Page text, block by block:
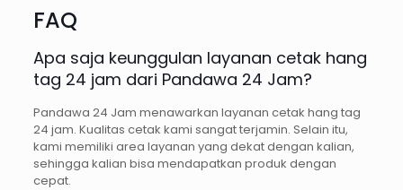
FAQ
Apa saja keunggulan layanan cetak hang
tag 24 jam dari Pandawa 24 Jam?
Pandawa 24 Jam menawarkan layanan cetak hang tag
24 jam. Kualitas cetak kami sangat terjamin. Selain itu,
kami memiliki area layanan yang dekat dengan kalian,
sehingga kalian bisa mendapatkan produk dengan
cepat.